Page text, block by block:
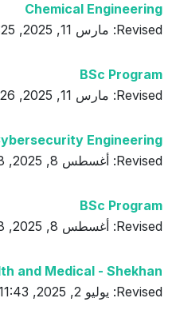
Chemical Engineering
Revised: مارس 11, 2025, 3:25 م
BSc Program
Revised: مارس 11, 2025, 3:26 م
Engineering
Revised: أغسطس 8, 2025, 10:48 ص
BSc Program
Revised: أغسطس 8, 2025, 11:28 ص
and Medical - Shekhan
Revised: يوليو 2, 2025, 11:43 ص